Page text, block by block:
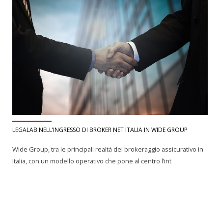
LEGALAB NELL’INGRESSO DI BROKER NET ITALIA IN WIDE GROUP
Wide Group, tra le principali realtà del brokeraggio assicurativo in
Italia, con un modello operativo che pone al centro l’int